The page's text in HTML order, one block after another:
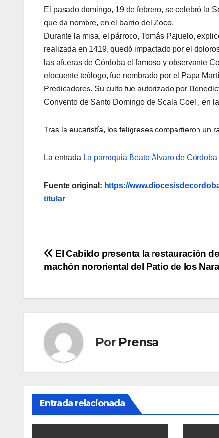
El pasado domingo, 19 de febrero, se celebró la
que da nombre, en el barrio del Zoco.
Durante la misa, el párroco, Tomás Pajuelo,
realizada en 1419, quedó impactado por el
las afueras de Córdoba el famoso y observante
elocuente teólogo, fue nombrado por el Papa
Predicadores. Su culto fue autorizado por
Convento de Santo Domingo de Scala Coeli, en
Tras la eucaristía, los feligreses compartieron un
La entrada La parroquia Beato Álvaro de
Fuente original: https://
titular
Navegación
entradas
El Cabildo presenta la restauración
machón nororiental del Patio de los
Por Prensa
Entrada relacionada